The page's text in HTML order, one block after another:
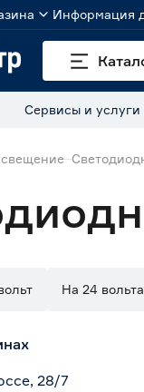
Информация
Сервисы и услуги
На 24 вольта
28/7